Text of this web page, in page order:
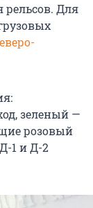
рельсов. Для
зеленый —
розовый
1 и Д-2